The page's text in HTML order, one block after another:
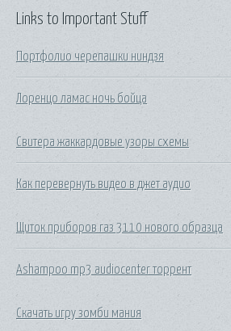
Links to Important Stuff
Портфолио черепашки ниндзя
Лоренцо ламас ночь бойца
Свитера жаккардовые узоры схемы
Как перевернуть видео в джет аудио
Щиток приборов газ 3110 нового образца
Ashampoo mp3 audiocenter торрент
Скачать игру зомби мания